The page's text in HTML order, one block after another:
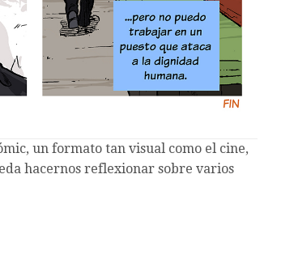
un formato tan visual como el cine,
hacernos reflexionar sobre varios